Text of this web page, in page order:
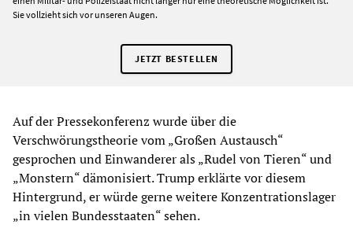
Sie vollzieht sich vor unseren Augen.
JETZT BESTELLEN
Auf der Pressekonferenz wurde über die
Verschwörungstheorie vom „Großen Austausch“
gesprochen und Einwanderer als „Rudel von Tieren“ und
„Monstern“ dämonisiert. Trump erklärte vor diesem
Hintergrund, er würde gerne weitere Konzentrationslager
„in vielen Bundesstaaten“ sehen.